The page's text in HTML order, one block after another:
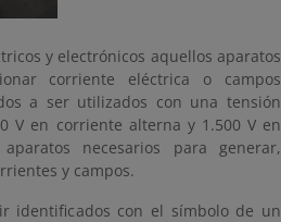
y electrónicos aquellos aparatos
corriente eléctrica o campos
a ser utilizados con una tensión
V en corriente alterna y 1.500 V en
necesarios para generar,
y campos.
identificados con el símbolo de un